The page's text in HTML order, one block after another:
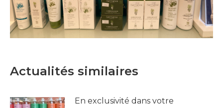
Actualités similaires
En exclusivité dans votre